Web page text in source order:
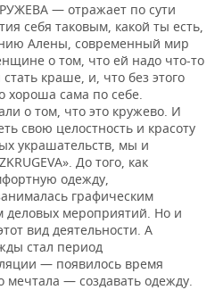
— отражает по сути
себя таковым, какой ты есть,
Алены, современный мир
о том, что ей надо что-то
краше, и, что без этого
хороша сама по себе.
о том, что это кружево. И
свою целостность и красоту
украшательств, мы и
До того, как
одежду,
графическим
мероприятий. Но и
вид деятельности. А
стал период
— появилось время
мечтала — создавать одежду.